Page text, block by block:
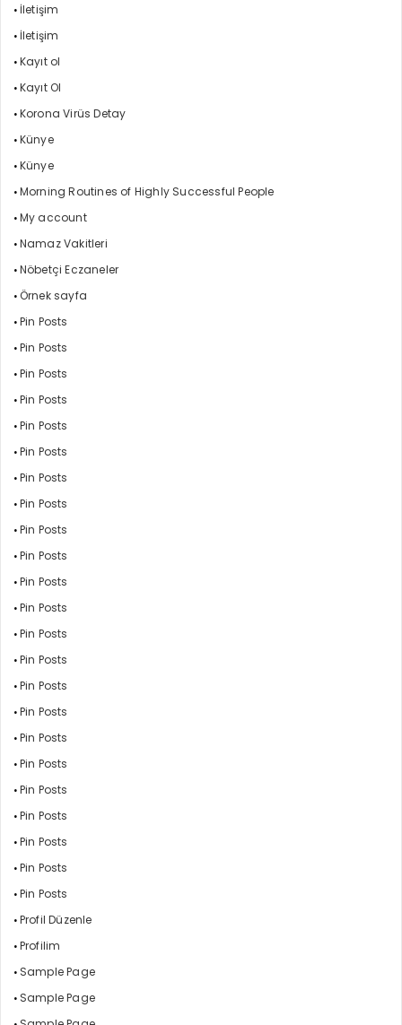
İletişim
İletişim
Kayıt ol
Kayıt Ol
Korona Virüs Detay
Künye
Künye
Morning Routines of Highly Successful People
My account
Namaz Vakitleri
Nöbetçi Eczaneler
Örnek sayfa
Pin Posts
Pin Posts
Pin Posts
Pin Posts
Pin Posts
Pin Posts
Pin Posts
Pin Posts
Pin Posts
Pin Posts
Pin Posts
Pin Posts
Pin Posts
Pin Posts
Pin Posts
Pin Posts
Pin Posts
Pin Posts
Pin Posts
Pin Posts
Pin Posts
Pin Posts
Pin Posts
Profil Düzenle
Profilim
Sample Page
Sample Page